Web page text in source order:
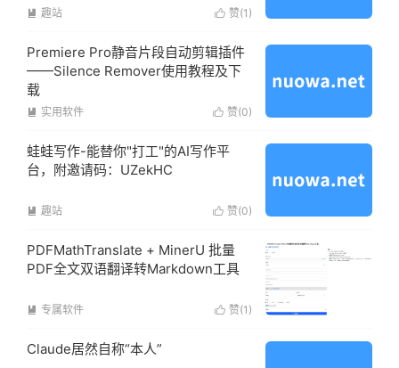
 赞(1 )
 趣站
Premiere Pro静音片段自动剪辑插件
——Silence Remover使用教程及下
载
 赞(0)
 实用软件
蛙蛙写作-能替你"打工"的AI写作平
台，附邀请码：UZekHC
 赞(0)
 趣站
PDFMathTranslate + MinerU 批量
PDF全文双语翻译转Markdown工具
 赞(1 )
 专属软件
Claude居然自称“本人”